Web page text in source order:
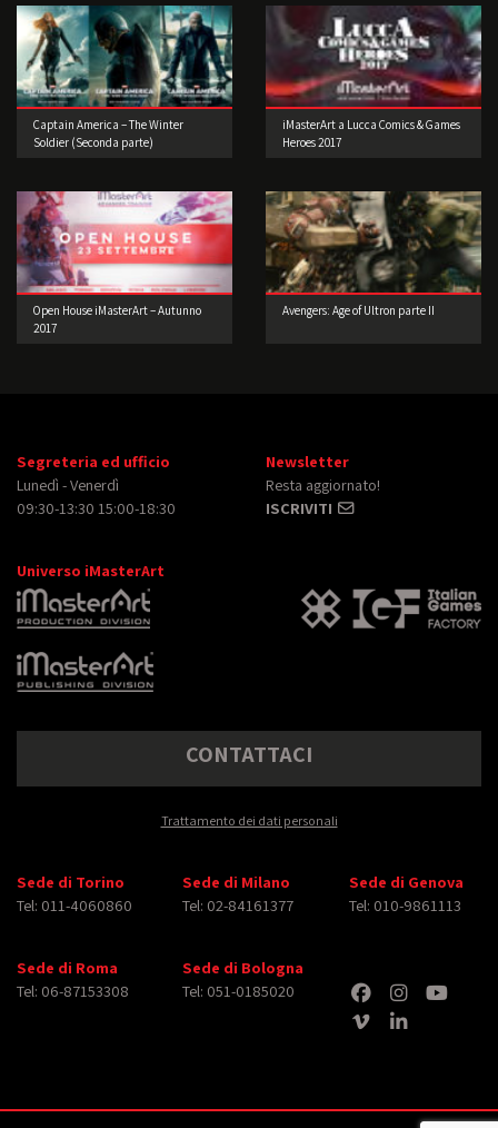
Captain America – The Winter
Soldier (Seconda parte)
iMasterArt a Lucca Comics & Games
Heroes 2017
Open House iMasterArt – Autunno
2017
Avengers: Age of Ultron parte II
Segreteria ed ufficio
Lunedì - Venerdì
09:30-13:30 15:00-18:30
Newsletter
Resta aggiornato!
ISCRIVITI
Universo iMasterArt
CONTATTACI
Trattamento dei dati personali
Sede di Torino
Tel: 011-4060860
Sede di Milano
Tel: 02-84161377
Sede di Genova
Tel: 010-9861113
Sede di Roma
Tel: 06-87153308
Sede di Bologna
Tel: 051-0185020